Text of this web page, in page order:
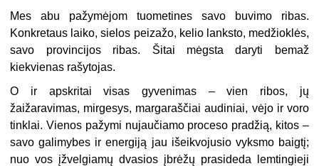
Mes abu pažymėjom tuometines savo buvimo ribas.
Konkretaus laiko, sielos peizažo, kelio lanksto, medžioklės,
savo provincijos ribas. Šitai mėgsta daryti bemaž
kiekvienas rašytojas.
O ir apskritai visas gyvenimas – vien ribos, jų
žaižaravimas, mirgesys, margaraščiai audiniai, vėjo ir voro
tinklai. Vienos pažymi nujaučiamo proceso pradžią, kitos –
savo galimybes ir energiją jau išeikvojusio vyksmo baigtį;
nuo vos įžvelgiamų dvasios įbrėžų prasideda lemtingieji